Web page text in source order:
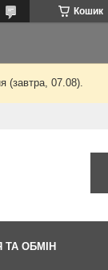
Кошик
(завтра, 07.08).
ТА ОБМІН